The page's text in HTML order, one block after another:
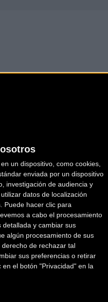
un dispositivo, como cookies,
enviada por un dispositivo
investigación de audiencia y
datos de localización
Puede hacer clic para
a cabo el procesamiento
y cambiar sus
algún procesamiento de sus
de rechazar tal
sus preferencias o retirar
el botón "Privacidad" en la
Gran Via de les
PEP RIBERA
Ctra. de Casserres,